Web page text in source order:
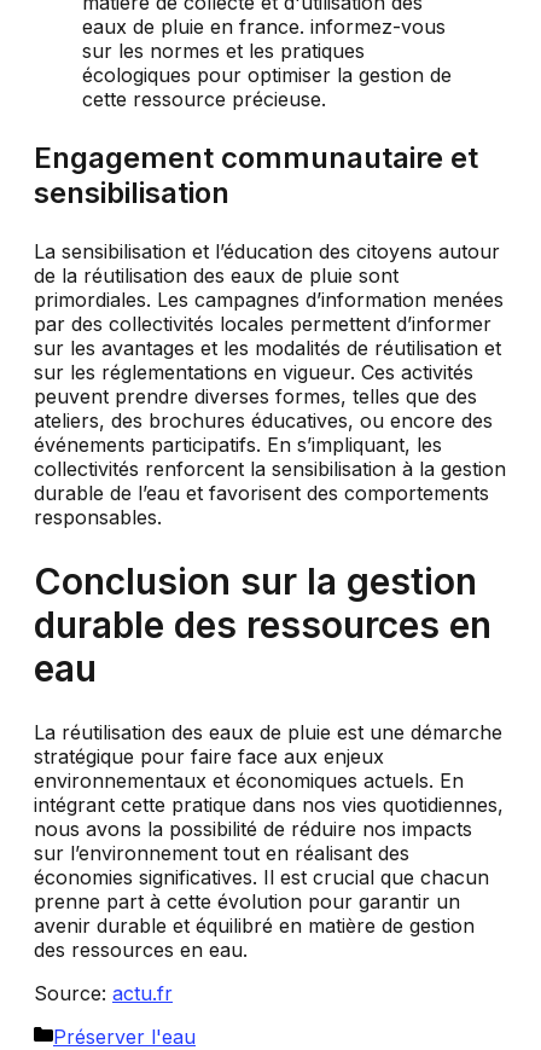
Engagement communautaire et
sensibilisation
La sensibilisation et l’éducation des citoyens autour
de la réutilisation des eaux de pluie sont
primordiales. Les campagnes d’information menées
par des collectivités locales permettent d’informer
sur les avantages et les modalités de réutilisation et
sur les réglementations en vigueur. Ces activités
peuvent prendre diverses formes, telles que des
ateliers, des brochures éducatives, ou encore des
événements participatifs. En s’impliquant, les
collectivités renforcent la sensibilisation à la gestion
durable de l’eau et favorisent des comportements
responsables.
Conclusion sur la gestion
durable des ressources en
eau
La réutilisation des eaux de pluie est une démarche
stratégique pour faire face aux enjeux
environnementaux et économiques actuels. En
intégrant cette pratique dans nos vies quotidiennes,
nous avons la possibilité de réduire nos impacts
sur l’environnement tout en réalisant des
économies significatives. Il est crucial que chacun
prenne part à cette évolution pour garantir un
avenir durable et équilibré en matière de gestion
des ressources en eau.
Source: actu.fr
Catégories
Préserver l'eau